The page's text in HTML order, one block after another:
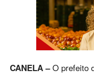
CANELA –O prefeito